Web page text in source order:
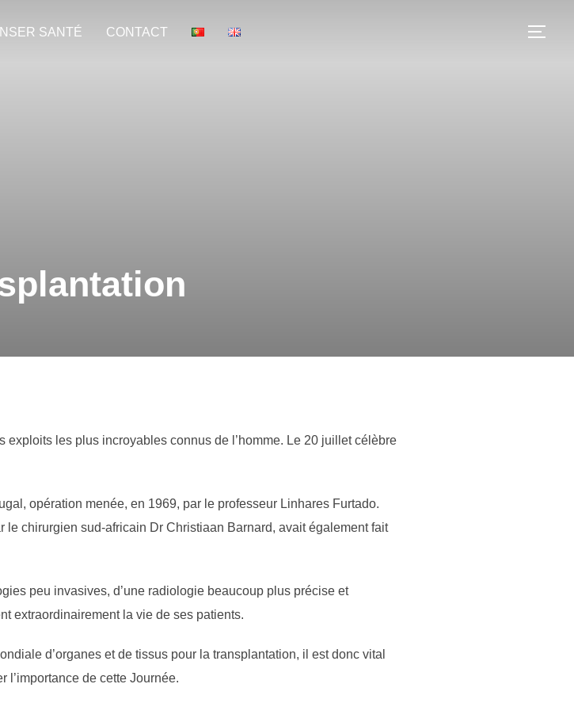
SANTÉ CONTACT
les plus incroyables connus de l’homme. Le 20 juillet célèbre
opération menée, en 1969, par le professeur Linhares Furtado.
chirurgien sud-africain Dr Christiaan Barnard, avait également fait
peu invasives, d’une radiologie beaucoup plus précise et
extraordinairement la vie de ses patients.
d’organes et de tissus pour la transplantation, il est donc vital
de cette Journée.